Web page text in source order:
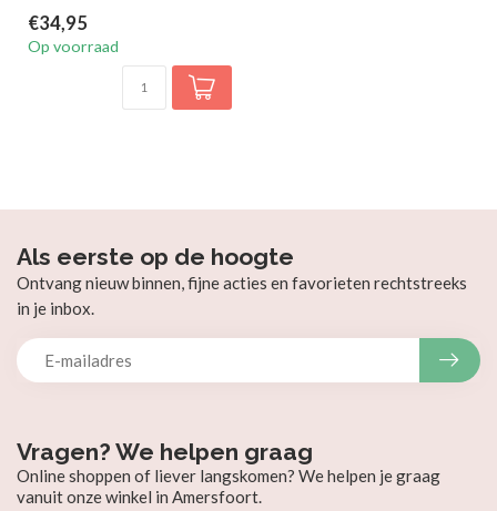
€34,95
Op voorraad
Vragen? We helpen graag
Online shoppen of liever langskomen? We helpen je graag
vanuit onze winkel in Amersfoort.
Als eerste op de hoogte
Ontvang nieuw binnen, fijne acties en favorieten rechtstreeks
in je inbox.